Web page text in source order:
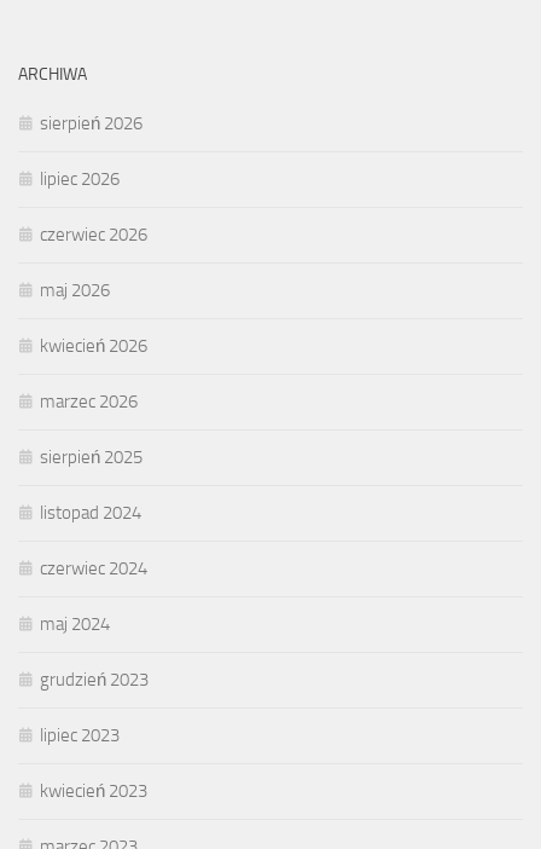
ARCHIWA
sierpień 2026
lipiec 2026
czerwiec 2026
maj 2026
kwiecień 2026
marzec 2026
sierpień 2025
listopad 2024
czerwiec 2024
maj 2024
grudzień 2023
lipiec 2023
kwiecień 2023